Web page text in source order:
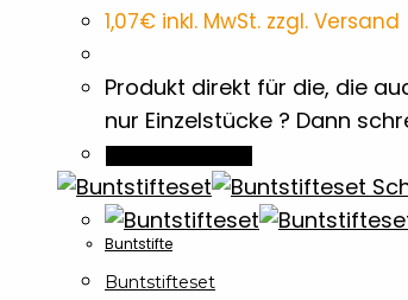
1,07€ inkl. MwSt. zzgl. Versand
Produkt direkt für die, die
nur Einzelstücke ? Dann
Buntstifte
Buntstifteset